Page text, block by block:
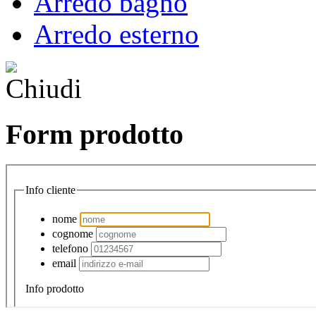
Arredo esterno
Form prodotto